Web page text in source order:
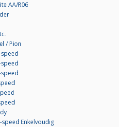
AA/R06
/ Pion
speed
speed
speed
speed Enkelvoudig